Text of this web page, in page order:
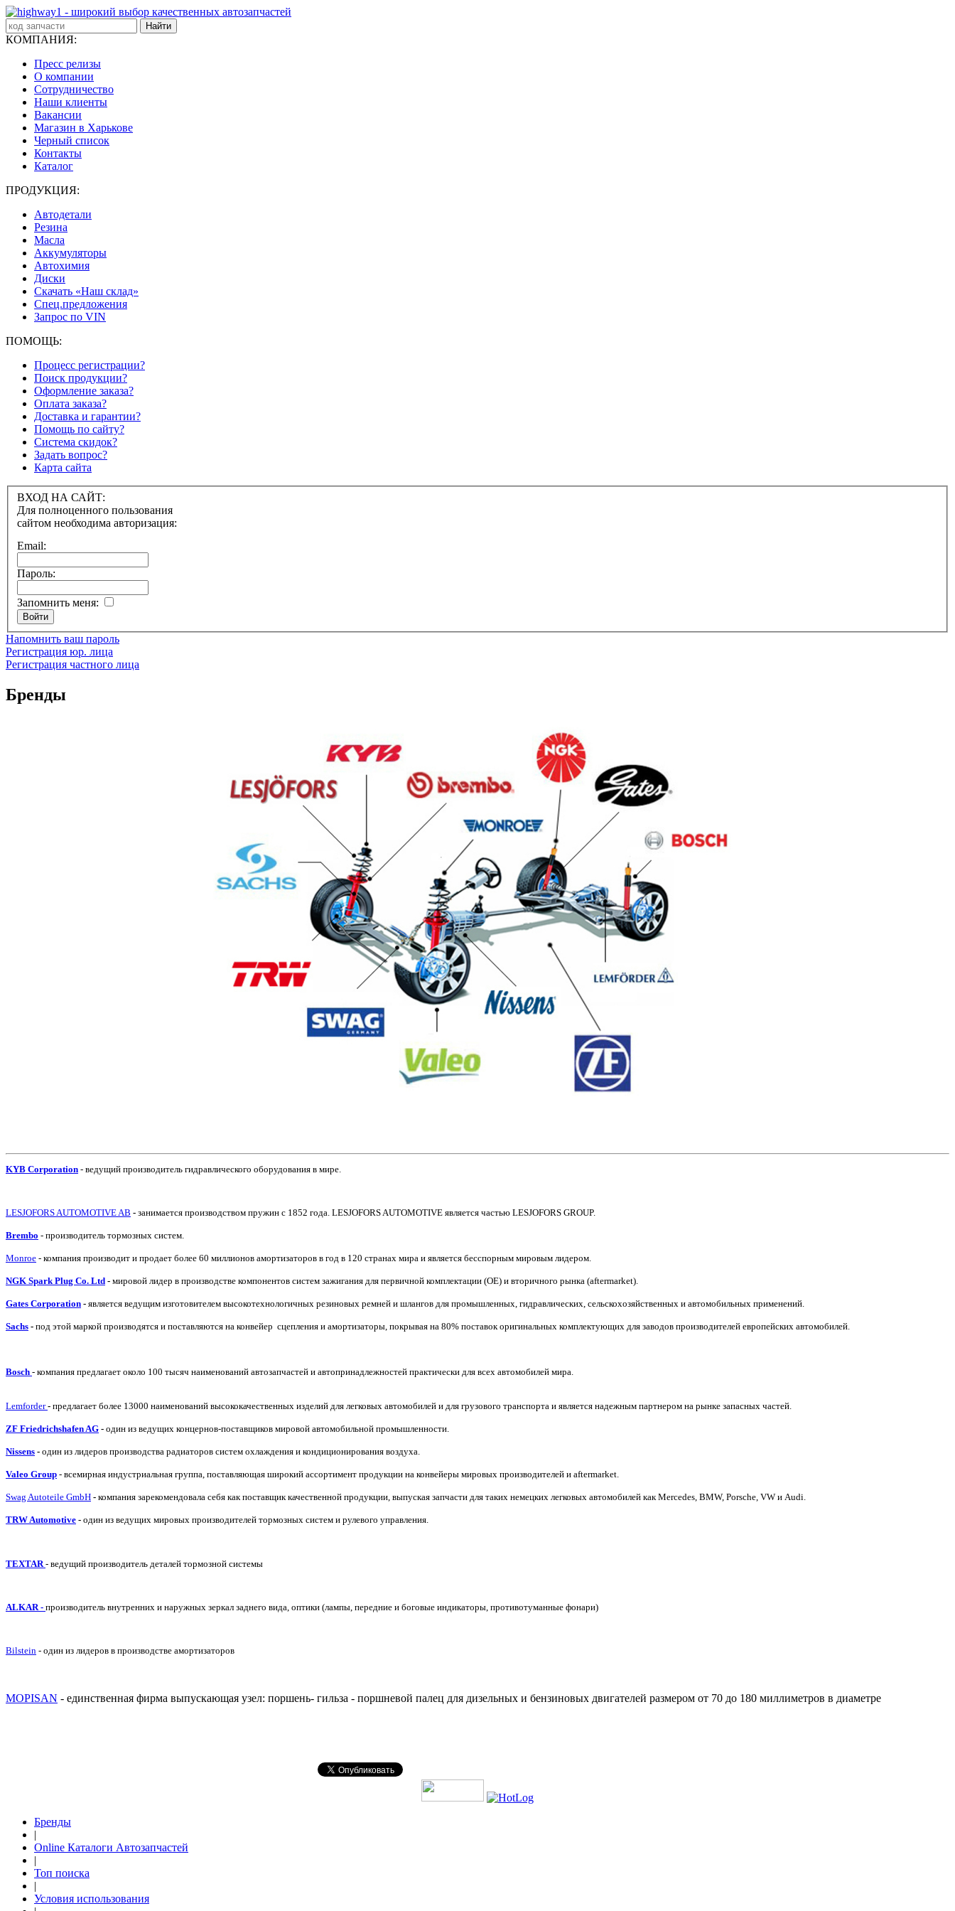
Найти
КОМПАНИЯ:
Пресс релизы
О компании
Сотрудничество
Наши клиенты
Вакансии
Магазин в Харькове
Черный список
Контакты
Каталог
ПРОДУКЦИЯ:
Автодетали
Резина
Масла
Аккумуляторы
Автохимия
Диски
Скачать «Наш склад»
Спец.предложения
Запрос по VIN
ПОМОЩЬ:
Процесс регистрации?
Поиск продукции?
Оформление заказа?
Оплата заказа?
Доставка и гарантии?
Помощь по сайту?
Система скидок?
Задать вопрос?
Карта сайта
ВХОД НА САЙТ:
Для полноценного пользования
сайтом необходима авторизация:
Email:
Пароль:
Запомнить меня:
Войти
Напомнить ваш пароль
Регистрация юр. лица
Регистрация частного лица
Бренды
KYB Corporation - ведущий производитель гидравлического оборудования в мире.
LESJOFORS AUTOMOTIVE AB - занимается производством пружин с 1852 года. LESJOFORS AUTOMOTIVE является частью LESJOFORS GROUP.
Brembo - производитель тормозных систем.
Monroe - компания производит и продает более 60 миллионов амортизаторов в год в 120 странах мира и является бесспорным мировым лидером.
NGK Spark Plug Сo. Ltd - мировой лидер в производстве компонентов систем зажигания для первичной комплектации (OE) и вторичного рынка (aftermarket).
Gates Corporation - является ведущим изготовителем высокотехнологичных резиновых ремней и шлангов для промышленных, гидравлических, сельскохозяйственных и автомобильных применений.
Sachs - под этой маркой производятся и поставляются на конвейер сцепления и амортизаторы, покрывая на 80% поставок оригинальных комплектующих для заводов производителей европейских автомобилей.
Bosch - компания предлагает около 100 тысяч наименований автозапчастей и автопринадлежностей практически для всех автомобилей мира.
Lemforder- предлагает более 13000 наименований высококачественных изделий для легковых автомобилей и для грузового транспорта и является надежным партнером на рынке запасных частей.
ZF Friedrichshafen AG - один из ведущих концернов-поставщиков мировой автомобильной промышленности.
Nissens - один из лидеров производства радиаторов систем охлаждения и кондиционирования воздуха.
Valeo Group - всемирная индустриальная группа, поставляющая широкий ассортимент продукции на конвейеры мировых производителей и aftermarket.
Swag Autoteile GmbH - компания зарекомендовала себя как поставщик качественной продукции, выпуская запчасти для таких немецких легковых автомобилей как Mercedes, BMW, Porsche, VW и Audi.
TRW Automotive - один из ведущих мировых производителей тормозных систем и рулевого управления.
TEXTAR - ведущий производитель деталей тормозной системы
ALKAR - производитель внутренних и наружных зеркал заднего вида, оптики (лампы, передние и боговые индикаторы, противотуманные фонари)
Bilstein - один из лидеров в производстве амортизаторов
MOPISAN - единственная фирма выпускающая узел: поршень- гильза - поршневой палец для дизельных и бензиновых двигателей размером от 70 до 180 миллиметров в диаметре
Бренды
|
Online Каталоги Автозапчастей
|
Топ поиска
|
Условия использования